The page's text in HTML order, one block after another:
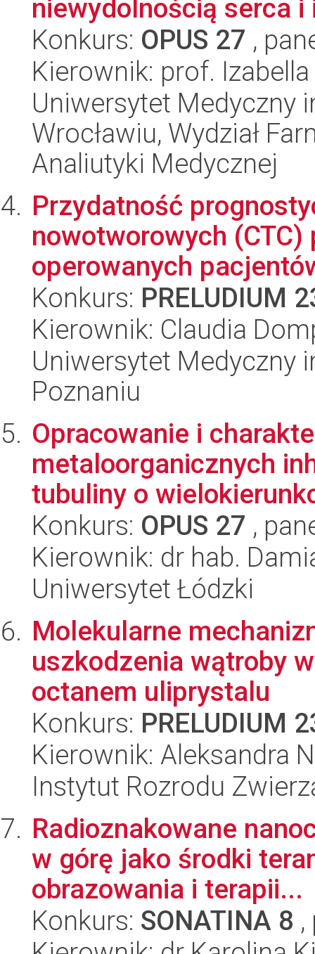
niewydolnością serca i
Konkurs: OPUS 27 ,
Kierownik: prof.
Uniwersytet Medyczny
Wrocławiu, Wydział
Analiutyki Medycznej
Przydatność
nowotworowych
operowanych
Konkurs: PRELUDIUM
Kierownik: Claudia
Uniwersytet Medyczny
Poznaniu
Opracowanie i
metaloorganicznych
tubuliny o
Konkurs: OPUS 27 ,
Kierownik: dr hab.
Uniwersytet Łódzki
Molekularne
uszkodzenia wątroby
octanem uliprystalu
Konkurs: PRELUDIUM
Kierownik: Aleksandra
Instytut Rozrodu
Radioznakowane
w górę jako środki
obrazowania i terapii...
Konkurs: SONATINA 8